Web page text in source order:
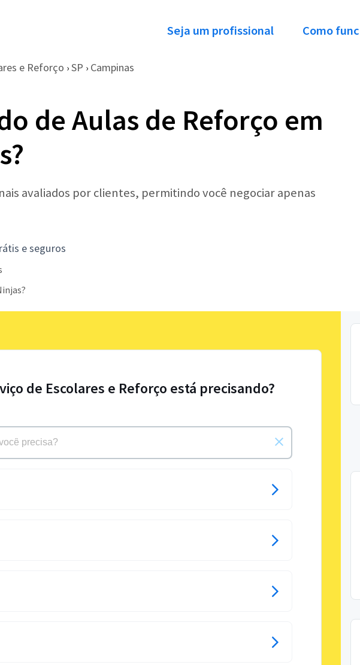
Seja um profissional Como
e Reforço › SP › Campinas
de Aulas de Reforço em
avaliados por clientes, permitindo você negociar apenas
e seguros
de Escolares e Reforço está precisando?